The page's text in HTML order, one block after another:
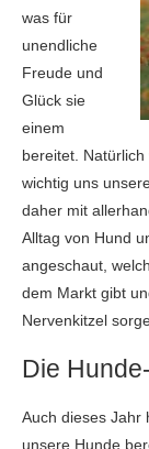
was für
unendliche
Freude und
Glück sie
einem
bereitet.
wichtig uns
daher mit
Alltag von Hund
angeschaut,
dem Markt gibt
Nervenkitzel
Die
Auch dieses Jahr
unsere Hunde